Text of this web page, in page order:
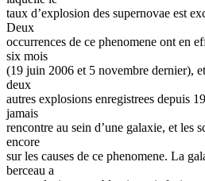
taux d’explosion des supernovae est
Deux
occurrences de ce phenomene ont en
six mois
(19 juin 2006 et 5 novembre dernier),
deux
autres explosions enregistrees depuis
jamais
rencontre au sein d’une galaxie, et les
encore
sur les causes de ce phenomene. La
berceau a